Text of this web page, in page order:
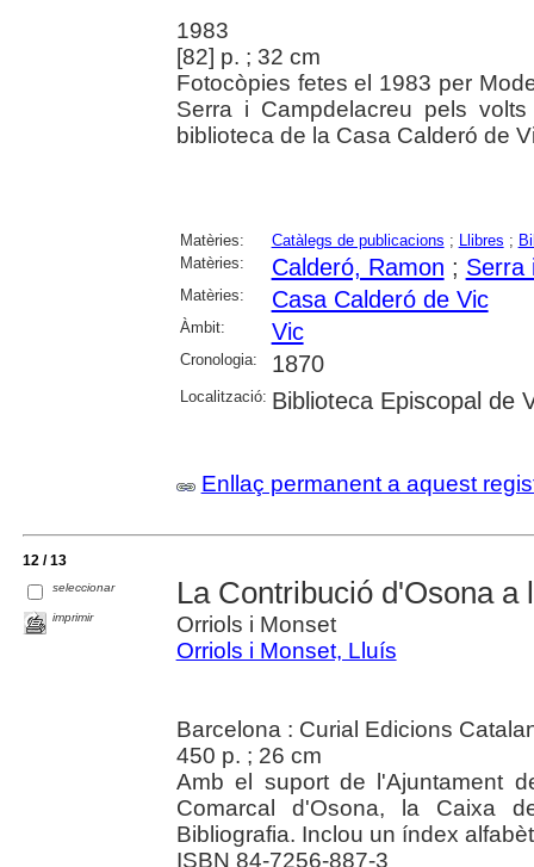
1983
[82] p. ; 32 cm
Fotocòpies fetes el 1983 per
Serra i Campdelacreu pels
biblioteca de la Casa Calderó de
Matèries: Catàlegs de publicacions ; Llibres ;
Matèries:
Calderó, Ramon ; Serra
Matèries: Casa Calderó de Vic
Àmbit: Vic
Cronologia: 1870
Localització: Biblioteca Episcopal de
Enllaç permanent a aquest
12 / 13
seleccionar
imprimir
La Contribució d'Osona a
Orriols i Monset
Orriols i Monset, Lluís
Barcelona : Curial Edicions
450 p. ; 26 cm
Amb el suport de l'Ajuntament
Comarcal d'Osona, la Caixa
Bibliografia. Inclou un índex
ISBN 84-7256-887-3